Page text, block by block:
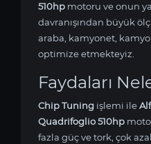
510hp motoru ve onun
davranışından büyük
araba, kamyonet,
optimize etmekteyiz.
Faydaları
Chip Tuning işlemi ile
Quadrifoglio 510hp
fazla güç ve tork, çok